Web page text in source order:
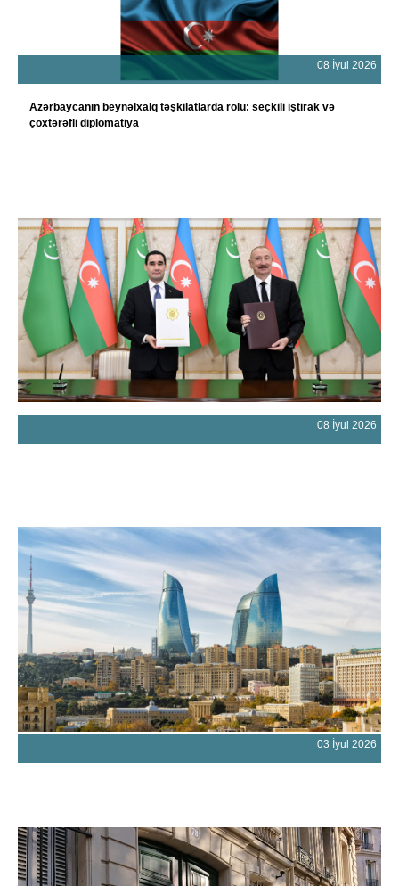
08 İyul 2026
Azərbaycanın beynəlxalq təşkilatlarda rolu: seçkili iştirak və
çoxtərəfli diplomatiya
08 İyul 2026
03 İyul 2026